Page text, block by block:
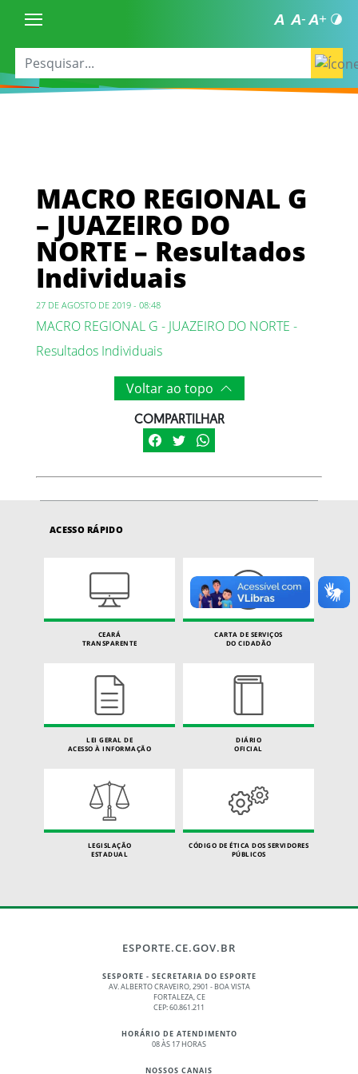
MACRO REGIONAL G
– JUAZEIRO DO
NORTE – Resultados
Individuais
27 DE AGOSTO DE 2019 - 08:48
MACRO REGIONAL G - JUAZEIRO DO NORTE -
Resultados Individuais
Voltar ao topo
COMPARTILHAR
ACESSO RÁPIDO
CEARÁ
TRANSPARENTE
CARTA DE SERVIÇOS
DO CIDADÃO
LEI GERAL DE
ACESSO À INFORMAÇÃO
DIÁRIO
OFICIAL
LEGISLAÇÃO
ESTADUAL
CÓDIGO DE ÉTICA DOS SERVIDORES
PÚBLICOS
ESPORTE.CE.GOV.BR
SESPORTE - SECRETARIA DO ESPORTE
AV. ALBERTO CRAVEIRO, 2901 - BOA VISTA
FORTALEZA, CE
CEP: 60.861.211
HORÁRIO DE ATENDIMENTO
08 ÀS 17 HORAS
NOSSOS CANAIS